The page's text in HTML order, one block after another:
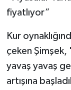
fiyatlıyor”
Kur
çeken Şimşek,
yavaş yavaş
artışına